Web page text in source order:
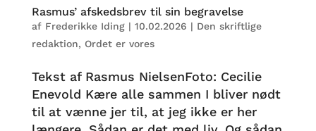
Rasmus’ afskedsbrev til sin begravelse
af Frederikke Iding| 10.02.2026 | Den skriftlige
redaktion, Ordet er vores
Tekst af Rasmus NielsenFoto: Cecilie
Enevold Kære alle sammen I bliver nødt
til at vænne jer til, at jeg ikke er her